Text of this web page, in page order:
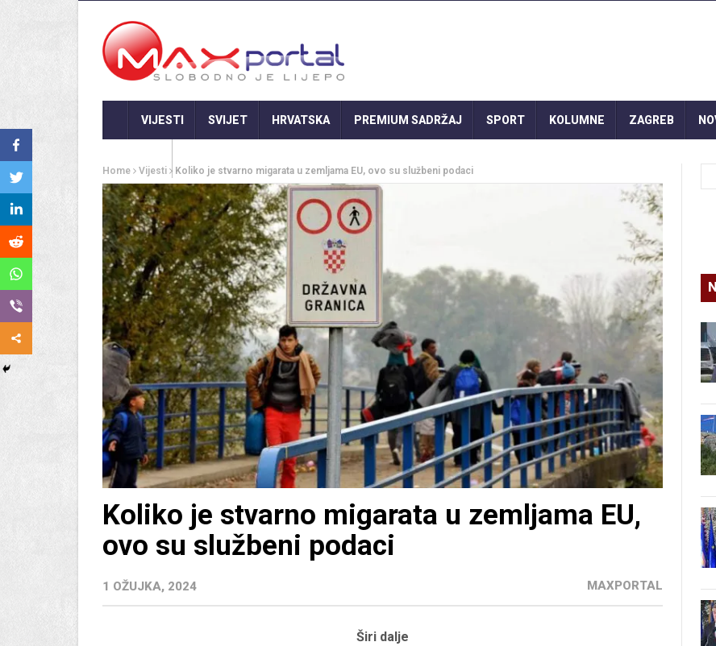
VIJESTI SVIJET HRVATSKA PREMIUM SADRŽAJ SPORT KOLUMNE ZAGREB
Home Vijesti Koliko je stvarno migarata u zemljama EU, ovo su službeni podaci
Koliko je stvarno migarata u zemljama EU,
ovo su službeni podaci
1 OŽUJKA, 2024 MAXPORTAL
Širi dalje